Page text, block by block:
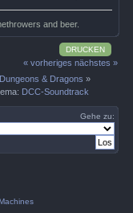
and beer.
DRUCKEN
« vorheriges nächstes »
& Dragons »
DCC-Soundtrack
Gehe zu: